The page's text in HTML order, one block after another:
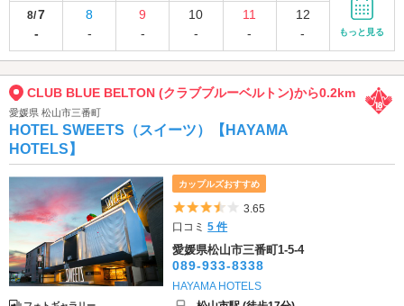
8/7
-
8
-
9
-
10
-
11
-
12
-
もっと見る
CLUB BLUE BELTON (クラブブルーベルトン)から0.2km
愛媛県 松山市三番町
HOTEL SWEETS（スイーツ）【HAYAMA
HOTELS】
カップルズおすすめ
5つ星のうち3.5
3.65
口コミ5 件
愛媛県松山市三番町1-5-4
089-933-8338
HAYAMA HOTELS